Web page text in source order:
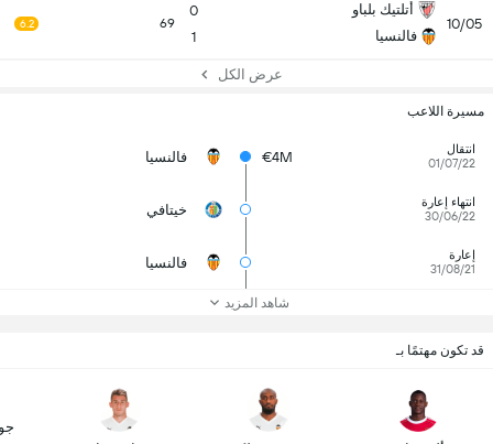
10/05
أتلتيك بلباو
فالنسيا
0
1
69
6.2
عرض الكل
مسيرة اللاعب
انتقال
01/07/22
€4M فالنسيا
انتهاء إعارة
30/06/22
خيتافي
إعارة
31/08/21
فالنسيا
شاهد المزيد
قد تكون مهتمًا بـ